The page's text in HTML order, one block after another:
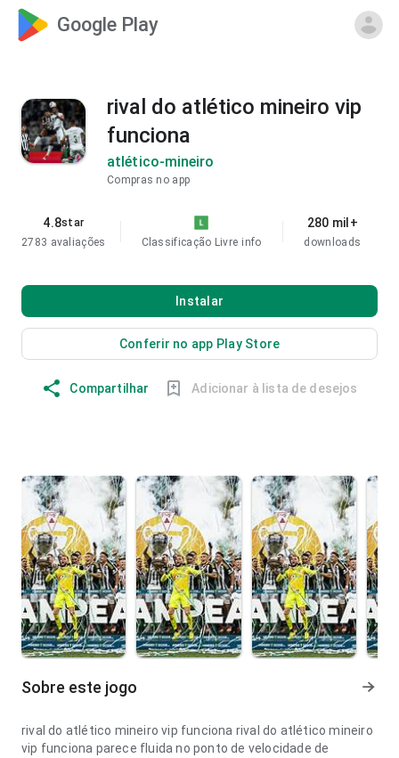
Google Play
rival do atlético mineiro vip
funciona
atlético-mineiro
Compras no app
4.8star
2783 avaliações
Classificação Livre info
280 mil+
downloads
Instalar
Conferir no app Play Store
Compartilhar Adicionar à lista de desejos
Sobre este jogo
rival do atlético mineiro vip funciona rival do atlético mineiro
vip funciona parece fluida no ponto de velocidade de